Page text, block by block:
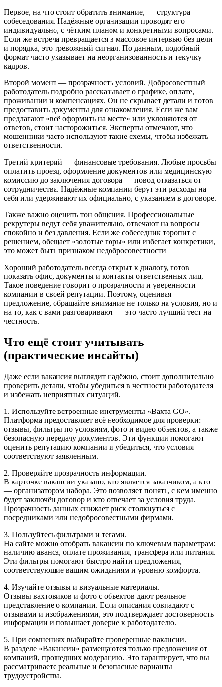
Первое, на что стоит обратить внимание, — структура
собеседования. Надёжные организации проводят его
индивидуально, с чётким планом и конкретными вопросами.
Если же встреча превращается в массовое интервью без цели
и порядка, это тревожный сигнал. По данным, подобный
формат часто указывает на неорганизованность и текучку
кадров.
Второй момент — прозрачность условий. Добросовестный
работодатель подробно рассказывает о графике, оплате,
проживании и компенсациях. Он не скрывает детали и готов
предоставить документы для ознакомления. Если же вам
предлагают «всё оформить на месте» или уклоняются от
ответов, стоит насторожиться. Эксперты отмечают, что
мошенники часто используют такие схемы, чтобы избежать
ответственности.
Третий критерий — финансовые требования. Любые просьбы
оплатить проезд, оформление документов или медицинскую
комиссию до заключения договора — повод отказаться от
сотрудничества. Надёжные компании берут эти расходы на
себя или удерживают их официально, с указанием в договоре.
Также важно оценить тон общения. Профессиональные
рекрутеры ведут себя уважительно, отвечают на вопросы
спокойно и без давления. Если же собеседник торопит с
решением, обещает «золотые горы» или избегает конкретики,
это может быть признаком недобросовестности.
Хороший работодатель всегда открыт к диалогу, готов
показать офис, документы и контакты ответственных лиц.
Такое поведение говорит о прозрачности и уверенности
компании в своей репутации. Поэтому, оценивая
предложение, обращайте внимание не только на условия, но и
на то, как с вами разговаривают — это часто лучший тест на
честность.
Что ещё стоит учитывать
(практические инсайты)
Даже если вакансия выглядит надёжно, стоит дополнительно
проверить детали, чтобы убедиться в честности работодателя
и избежать неприятных ситуаций.
1. Используйте встроенные инструменты «Вахта GO».
Платформа предоставляет всё необходимое для проверки:
отзывы, фильтры по условиям, фото и видео объектов, а также
безопасную передачу документов. Эти функции помогают
оценить репутацию компании и убедиться, что условия
соответствуют заявленным.
2. Проверяйте прозрачность информации.
В карточке вакансии указано, кто является заказчиком, а кто
— организатором набора. Это позволяет понять, с кем именно
будет заключён договор и кто отвечает за условия труда.
Прозрачность данных снижает риск столкнуться с
посредниками или недобросовестными фирмами.
3. Пользуйтесь фильтрами и тегами.
На сайте можно отобрать вакансии по ключевым параметрам:
наличию аванса, оплате проживания, трансфера или питания.
Эти фильтры помогают быстро найти предложения,
соответствующие вашим ожиданиям и уровню комфорта.
4. Изучайте отзывы и визуальные материалы.
Отзывы вахтовиков и фото с объектов дают реальное
представление о компании. Если описания совпадают с
отзывами и изображениями, это подтверждает достоверность
информации и повышает доверие к работодателю.
5. При сомнениях выбирайте проверенные вакансии.
В разделе «Вакансии» размещаются только предложения от
компаний, прошедших модерацию. Это гарантирует, что вы
рассматриваете реальные и безопасные варианты
трудоустройства.